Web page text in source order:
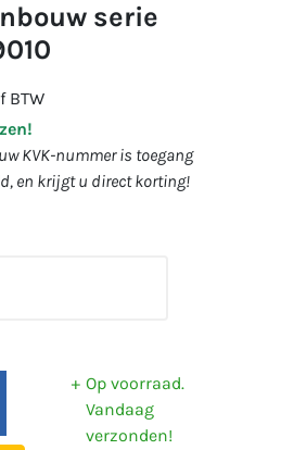
BTW
KVK-nummer is toegang
en krijgt u direct korting!
Op voorraad.
Vandaag
verzonden!